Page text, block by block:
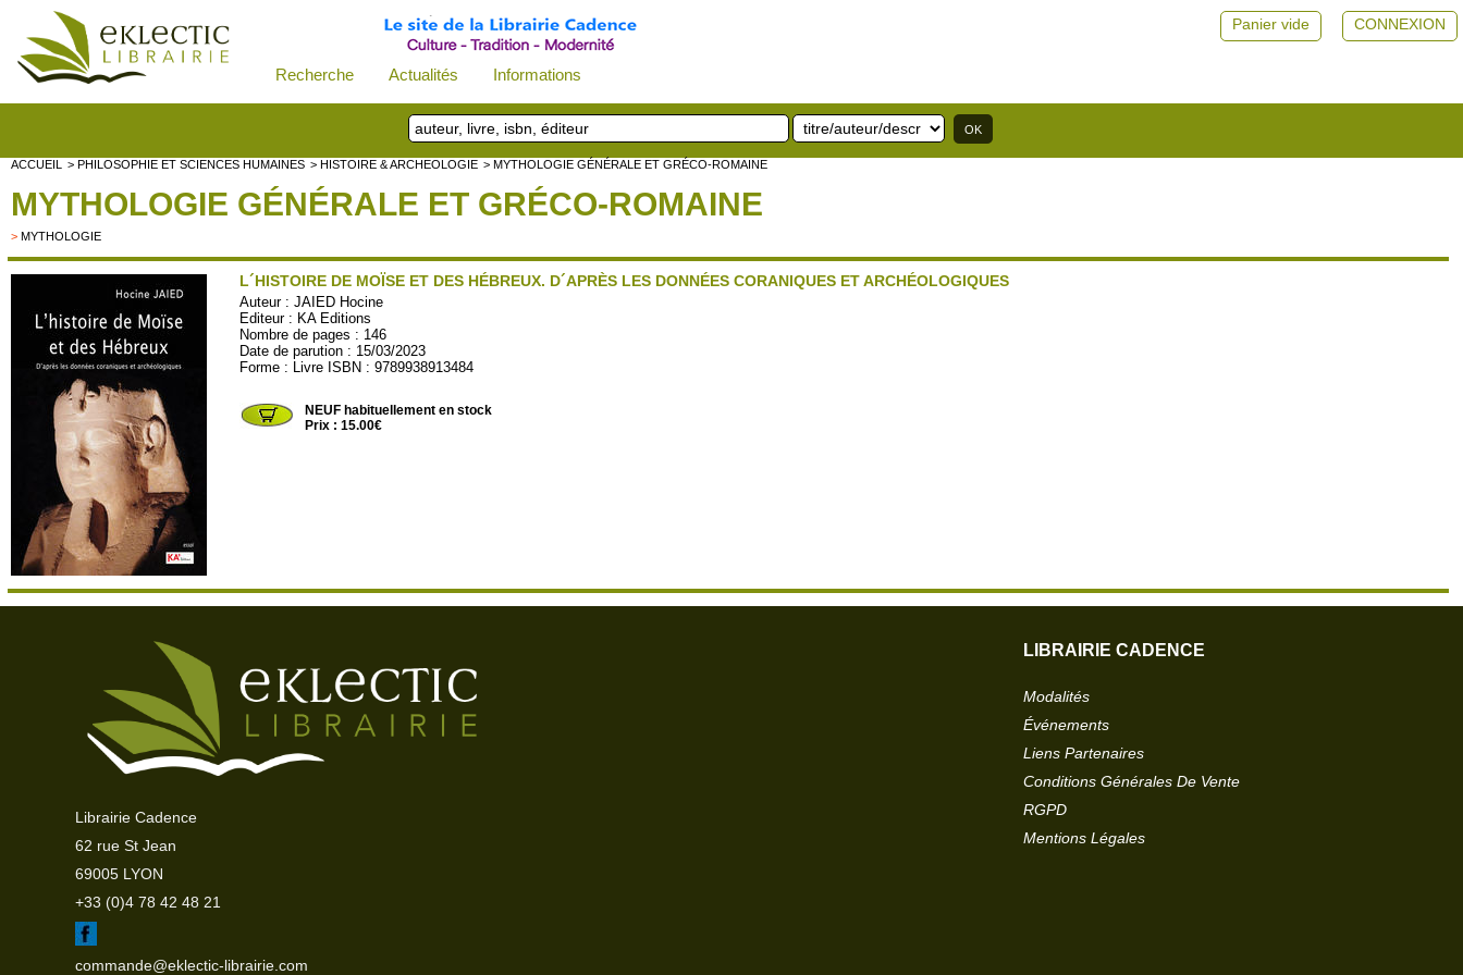
Recherche Actualités Informations
CONNEXION
Panier vide
ACCUEIL > PHILOSOPHIE ET SCIENCES HUMAINES > HISTOIRE & ARCHEOLOGIE > MYTHOLOGIE GÉNÉRALE ET GRÉCO-ROMAINE
MYTHOLOGIE GÉNÉRALE ET GRÉCO-ROMAINE
> MYTHOLOGIE
L´HISTOIRE DE MOÏSE ET DES HÉBREUX. D´APRÈS LES DONNÉES CORANIQUES ET ARCHÉOLOGIQUES
Auteur :JAIED Hocine
Editeur : KA Editions
Nombre de pages : 146
Date de parution : 15/03/2023
Forme : Livre ISBN : 9789938913484
NEUF habituellement en stock
Prix : 15.00€
Librairie Cadence
62 rue St Jean
69005 LYON
+33 (0)4 78 42 48 21
commande@eklectic-librairie.com
LIBRAIRIE CADENCE
Modalités
Événements
Liens Partenaires
Conditions Générales De Vente
RGPD
Mentions Légales